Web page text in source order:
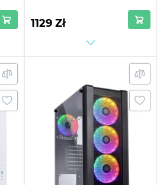
1129 Zł